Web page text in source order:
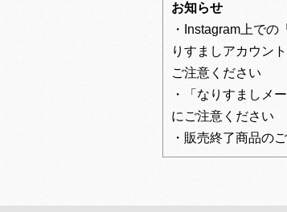
お知らせ
・Instagram上での
りすましアカウン
ご注意ください
・「なりすましメー
にご注意ください
・販売終了商品の